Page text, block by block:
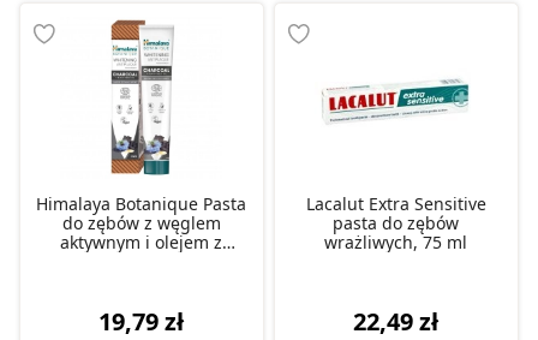
Himalaya Botanique Pasta
do zębów z węglem
aktywnym i olejem z
19,79 zł
Lacalut Extra Sensitive
pasta do zębów
wrażliwych, 75 ml
22,49 zł